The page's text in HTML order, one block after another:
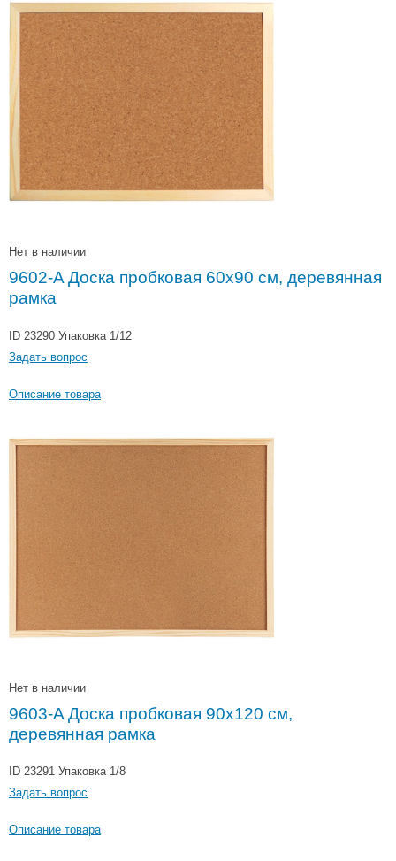
Нет в наличии
9602-A Доска пробковая 60x90 см, деревянная
рамка
ID 23290 Упаковка 1/12
Задать вопрос
Описание товара
Нет в наличии
9603-A Доска пробковая 90x120 см,
деревянная рамка
ID 23291 Упаковка 1/8
Задать вопрос
Описание товара